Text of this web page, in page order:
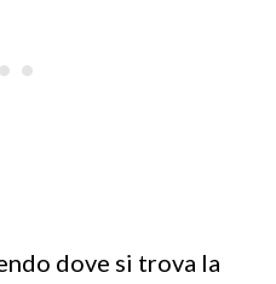
dove si trova la